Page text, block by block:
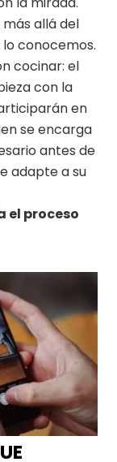
allá del
conocemos.
cocinar: el
con la
en
se encarga
antes de
adapte a su
el proceso